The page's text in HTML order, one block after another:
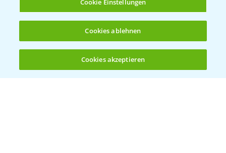
(noch 4)
Folgen Sie uns
Cookie Einstellungen
Cookies ablehnen
Cookies akzeptieren